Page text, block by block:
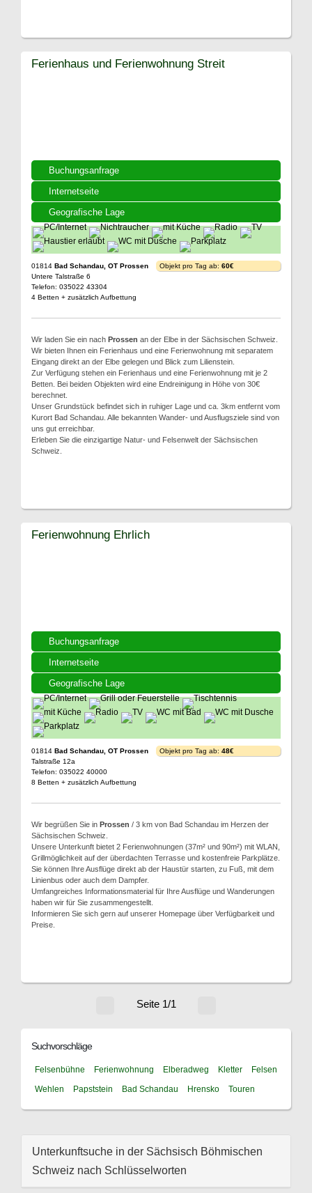
Buchungsanfrage
Internetseite
Geografische Lage
Ferienhaus und Ferienwohnung Streit
01814 Bad Schandau, OT Prossen
Untere Talstraße 6
Telefon: 035022 43304
4 Betten + zusätzlich Aufbettung
Objekt pro Tag ab: 60€
Wir laden Sie ein nach Prossen an der Elbe in der Sächsischen Schweiz.
Wir bieten Ihnen ein Ferienhaus und eine Ferienwohnung mit separatem
Eingang direkt an der Elbe gelegen und Blick zum Lilienstein.
Zur Verfügung stehen ein Ferienhaus und eine Ferienwohnung mit je 2
Betten. Bei beiden Objekten wird eine Endreinigung in Höhe von 30€
berechnet.
Unser Grundstück befindet sich in ruhiger Lage und ca. 3km entfernt vom
Kurort Bad Schandau. Alle bekannten Wander- und Ausflugsziele sind von
uns gut erreichbar.
Erleben Sie die einzigartige Natur- und Felsenwelt der Sächsischen
Schweiz.
Buchungsanfrage
Internetseite
Geografische Lage
Ferienwohnung Ehrlich
01814 Bad Schandau, OT Prossen
Talstraße 12a
Telefon: 035022 40000
8 Betten + zusätzlich Aufbettung
Objekt pro Tag ab: 48€
Wir begrüßen Sie in Prossen / 3 km von Bad Schandau im Herzen der
Sächsischen Schweiz.
Unsere Unterkunft bietet 2 Ferienwohnungen (37m² und 90m²) mit WLAN,
Grillmöglichkeit auf der überdachten Terrasse und kostenfreie Parkplätze.
Sie können Ihre Ausflüge direkt ab der Haustür starten, zu Fuß, mit dem
Linienbus oder auch dem Dampfer.
Umfangreiches Informationsmaterial für Ihre Ausflüge und Wanderungen
haben wir für Sie zusammengestellt.
Informieren Sie sich gern auf unserer Homepage über Verfügbarkeit und
Preise.
Seite 1/1
Suchvorschläge
Felsenbühne Ferienwohnung Elberadweg Kletter
Felsen
Wehlen
Papststein Bad Schandau Hrensko Touren
Unterkunftsuche in der Sächsisch Böhmischen
Schweiz nach Schlüsselworten